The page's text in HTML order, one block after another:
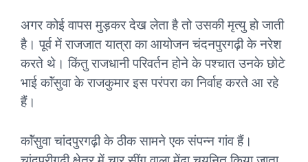
अगर कोई वापस मुड़कर देख लेता है तो उसकी मृत्यु हो जाती
है। पूर्व में राजजात यात्रा का आयोजन चंदनपुरगढ़ी के नरेश
करते थे। किंतु राजधानी परिवर्तन होने के पश्चात उनके छोटे
भाई काॅंसुवा के राजकुमार इस परंपरा का निर्वाह करते आ रहे
हैं।
काॅंसुवा चांदपुरगढ़ी के ठीक सामने एक संपन्न गांव हैं।